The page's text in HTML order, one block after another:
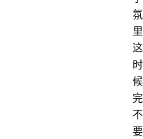
时